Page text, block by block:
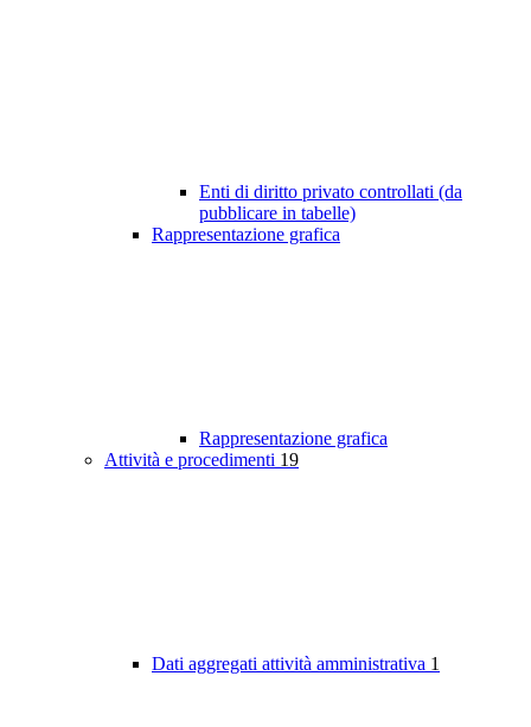
Enti di diritto privato controllati (da
pubblicare in tabelle)
Rappresentazione grafica
Rappresentazione grafica
Attività e procedimenti 19
Dati aggregati attività amministrativa 1